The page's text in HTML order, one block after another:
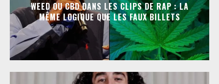
WEED OU CBD DANS LES CLIPS DE RAP : LA
MÊME LOGIQUE QUE LES FAUX BILLETS